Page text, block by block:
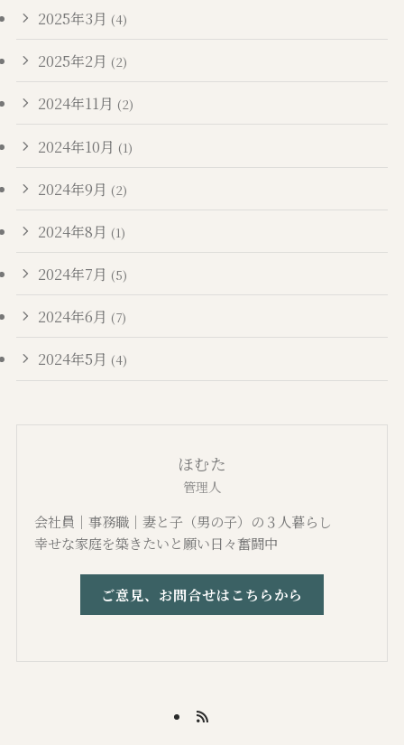
2025年3月 (4)
2025年2月 (2)
2024年11月 (2)
2024年10月 (1)
2024年9月 (2)
2024年8月 (1)
2024年7月 (5)
2024年6月 (7)
2024年5月 (4)
ほむた
管理人
会社員｜事務職｜妻と子（男の子）の３人暮らし
幸せな家庭を築きたいと願い日々奮闘中
ご意見、お問合せはこちらから